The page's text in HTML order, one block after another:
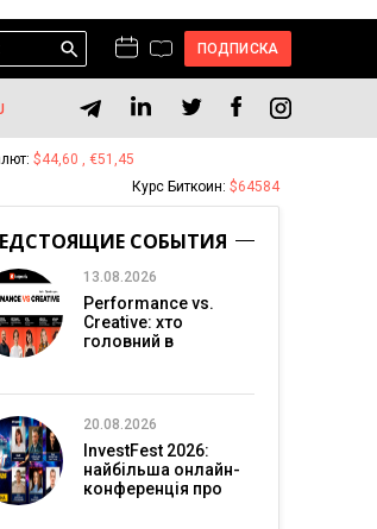
ПОДПИСКА
$44,60 , €51,45
Курс Биткоин: $64584
СОБЫТИЯ
13.08.2026
Performance vs.
Creative: хто
головний в
20.08.2026
InvestFest 2026:
найбільша онлайн-
конференція про